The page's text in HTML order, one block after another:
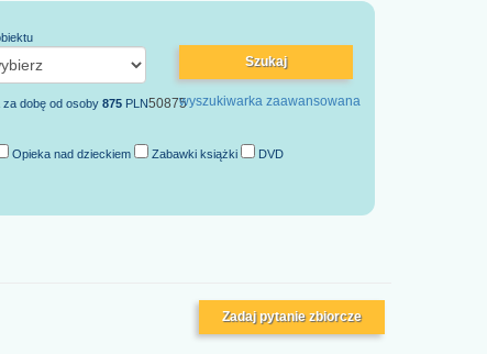
Szukaj
wyszukiwarka zaawansowana
za dobę od osoby875 PLN50875
Opieka nad dzieckiem Zabawki książki DVD
Zadaj pytanie zbiorcze